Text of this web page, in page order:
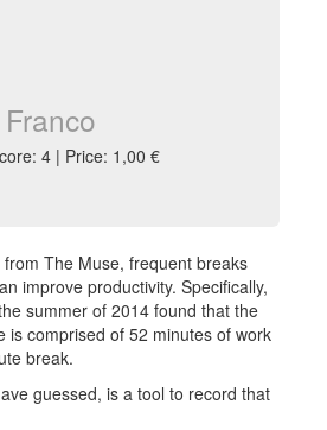
4 | Price: 1,00 €
The Muse, frequent breaks
improve productivity. Specifically,
summer of 2014 found that the
is comprised of 52 minutes of work
break.
guessed, is a tool to record that